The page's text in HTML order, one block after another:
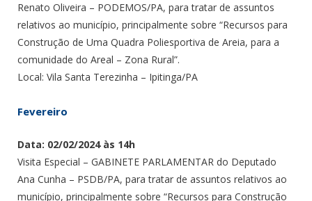
Renato Oliveira – PODEMOS/PA, para tratar de assuntos
relativos ao município, principalmente sobre “Recursos para
Construção de Uma Quadra Poliesportiva de Areia, para a
comunidade do Areal – Zona Rural”.
Local: Vila Santa Terezinha – Ipitinga/PA
Fevereiro
Data: 02/02/2024 às 14h
Visita Especial – GABINETE PARLAMENTAR do Deputado
Ana Cunha – PSDB/PA, para tratar de assuntos relativos ao
município, principalmente sobre “Recursos para Construção